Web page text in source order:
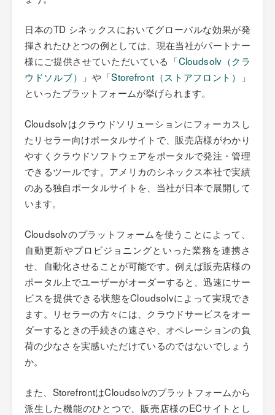
日本のTD シネックスにおいてグローバルな効果が発
揮されたひとつの例としては、現在当社がパートナー
様にご提供させていただいている「Cloudsolv（クラ
ウドソルブ）
」や「Storefront（ストアフロント）
」
といったプラットフォームが挙げられます。
Cloudsolvはクラウドソリューションにフォーカスし
たリセラー向けポータルサイトで、販売店様がわかり
やすくクラウドソフトウェアをポータルで発注・管理
できるツールです。アメリカのシネックス本社で実績
のある独自ポータルサイトを、当社が日本で展開して
います。
Cloudsolvのプラットフォームを使うことによって、
自動更新やプロビジョニングといった業務を連携さ
せ、自動化させることが可能です。例えば販売店様の
ポータル上でユーザーがオーダーすると、迅速にサー
ビスを提供できる状態をCloudsolvによって実現でき
ます。リセラーの方々には、クラウドサービスをオー
ダーするときの手続きの速さや、オペレーションの負
荷の少なさを実感いただけているのではないでしょう
か。
また、StorefrontはCloudsolvのプラットフォームから
派生した機能のひとつで、販売店様のECサイトとし